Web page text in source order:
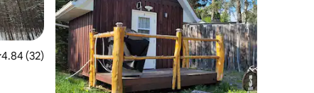
32 則評價中獲得 4.84 的平均評分（滿分 5 分）
4.84 (32)